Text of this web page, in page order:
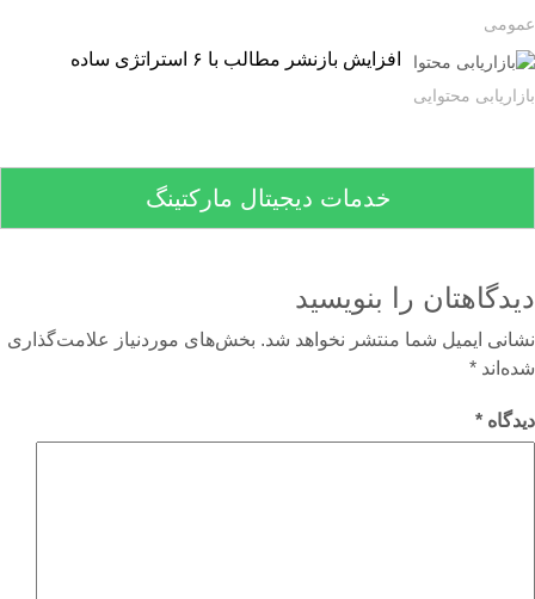
افزایش بازنشر مطالب با ۶ استراتژی ساده
محتوایی
خدمات دیجیتال مارکتینگ
را بنویسید
ایمیل شما منتشر نخواهد شد. بخش‌های موردنیاز علامت‌گذاری
*
*